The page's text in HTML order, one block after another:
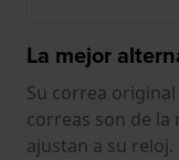
La mejor
Su correa
correas son de la
ajustan a su reloj.